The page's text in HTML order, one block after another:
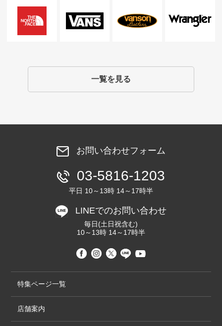
一覧を見る
お問い合わせフォーム
03-5816-1203
平日 10～13時 14～17時半
LINEでのお問い合わせ
毎日(土日祝含む)
10～13時 14～17時半
特集ページ一覧
店舗案内